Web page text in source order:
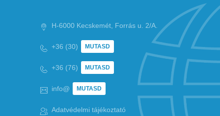
H-6000 Kecskemét, Forrás u. 2/A.
+36 (30) MUTASD
+36 (76) MUTASD
info@ MUTASD
Adatvédelmi tájékoztató